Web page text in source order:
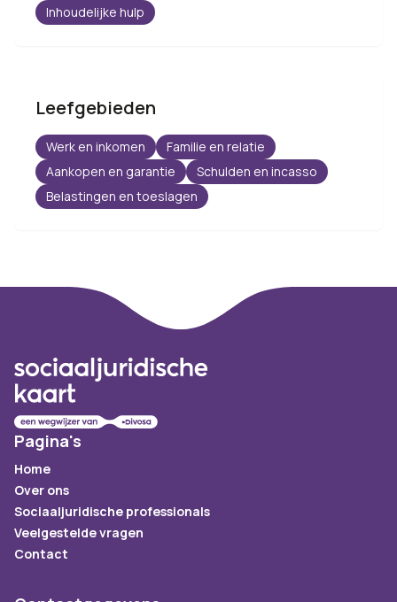
Inhoudelijke hulp
Leefgebieden
Werk en inkomen
Familie en relatie
Aankopen en garantie
Schulden en incasso
Belastingen en toeslagen
Pagina's
Home
Over ons
Sociaaljuridische professionals
Veelgestelde vragen
Contact